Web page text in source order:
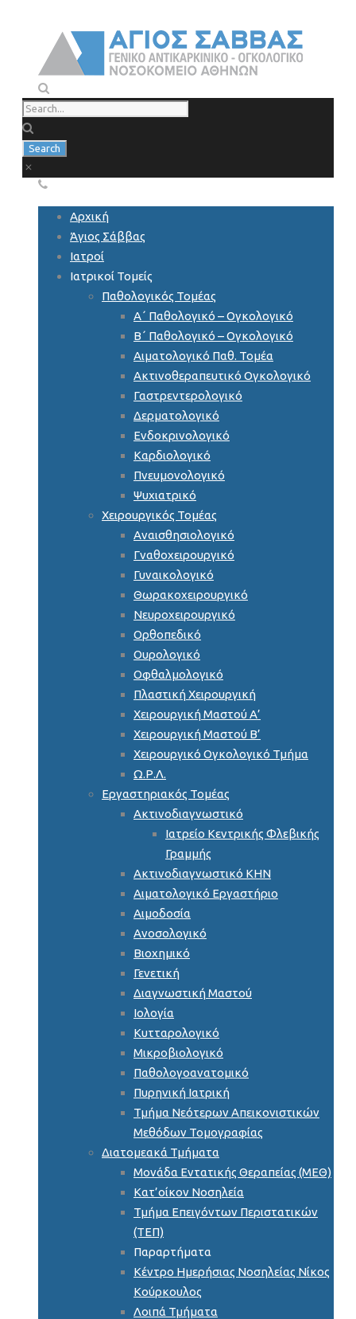
Αρχική
Άγιος Σάββας
Ιατροί
Ιατρικοί Τομείς
Παθολογικός Τομέας
Α΄ Παθολογικό – Ογκολογικό
Β΄ Παθολογικό – Ογκολογικό
Αιματολογικό Παθ. Τομέα
Ακτινοθεραπευτικό Ογκολογικό
Γαστρεντερολογικό
Δερματολογικό
Ενδοκρινολογικό
Καρδιολογικό
Πνευμονολογικό
Ψυχιατρικό
Χειρουργικός Τομέας
Αναισθησιολογικό
Γναθοχειρουργικό
Γυναικολογικό
Θωρακοχειρουργικό
Νευροχειρουργικό
Ορθοπεδικό
Ουρολογικό
Οφθαλμολογικό
Πλαστική Χειρουργική
Χειρουργική Μαστού Α’
Χειρουργική Μαστού Β’
Χειρουργικό Ογκολογικό Τμήμα
Ω.Ρ.Λ.
Εργαστηριακός Τομέας
Ακτινοδιαγνωστικό
Ιατρείο Κεντρικής Φλεβικής
Γραμμής
Ακτινοδιαγνωστικό ΚΗΝ
Αιματολογικό Εργαστήριο
Αιμοδοσία
Ανοσολογικό
Βιοχημικό
Γενετική
Διαγνωστική Μαστού
Ιολογία
Κυτταρολογικό
Μικροβιολογικό
Παθολογοανατομικό
Πυρηνική Ιατρική
Τμήμα Νεότερων Απεικονιστικών
Μεθόδων Τομογραφίας
Διατομεακά Τμήματα
Μονάδα Εντατικής Θεραπείας (ΜΕΘ)
Κατ’οίκον Νοσηλεία
Τμήμα Επειγόντων Περιστατικών
(ΤΕΠ)
Παραρτήματα
Κέντρο Ημερήσιας Νοσηλείας Νίκος
Κούρκουλος
Λοιπά Τμήματα